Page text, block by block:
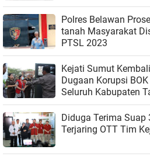
Polres Belawan
tanah Masyarakat
PTSL 2023
Kejati Sumut
Dugaan Korupsi
Seluruh Kabupaten
Diduga Terima Suap
Terjaring OTT Tim